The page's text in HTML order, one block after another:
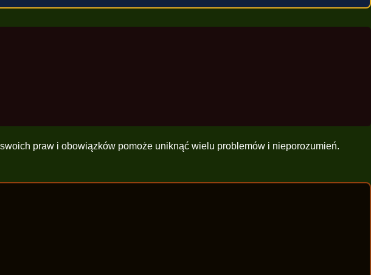
praw i obowiązków pomoże uniknąć wielu problemów i nieporozumień.